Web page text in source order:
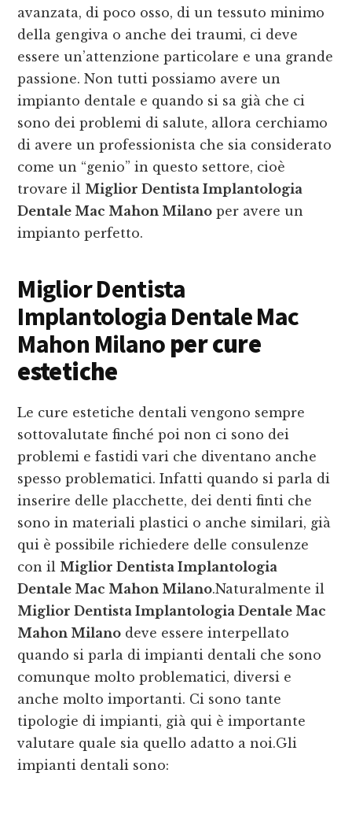
avanzata, di poco osso, di un tessuto minimo
della gengiva o anche dei traumi, ci deve
essere un’attenzione particolare e una grande
passione. Non tutti possiamo avere un
impianto dentale e quando si sa già che ci
sono dei problemi di salute, allora cerchiamo
di avere un professionista che sia considerato
come un “genio” in questo settore, cioè
trovare il Miglior Dentista Implantologia
Dentale Mac Mahon Milano per avere un
impianto perfetto.
Miglior Dentista
Implantologia Dentale Mac
Mahon Milano per cure
estetiche
Le cure estetiche dentali vengono sempre
sottovalutate finché poi non ci sono dei
problemi e fastidi vari che diventano anche
spesso problematici. Infatti quando si parla di
inserire delle placchette, dei denti finti che
sono in materiali plastici o anche similari, già
qui è possibile richiedere delle consulenze
con il Miglior Dentista Implantologia
Dentale Mac Mahon Milano.Naturalmente il
Miglior Dentista Implantologia Dentale Mac
Mahon Milano deve essere interpellato
quando si parla di impianti dentali che sono
comunque molto problematici, diversi e
anche molto importanti. Ci sono tante
tipologie di impianti, già qui è importante
valutare quale sia quello adatto a noi.Gli
impianti dentali sono: